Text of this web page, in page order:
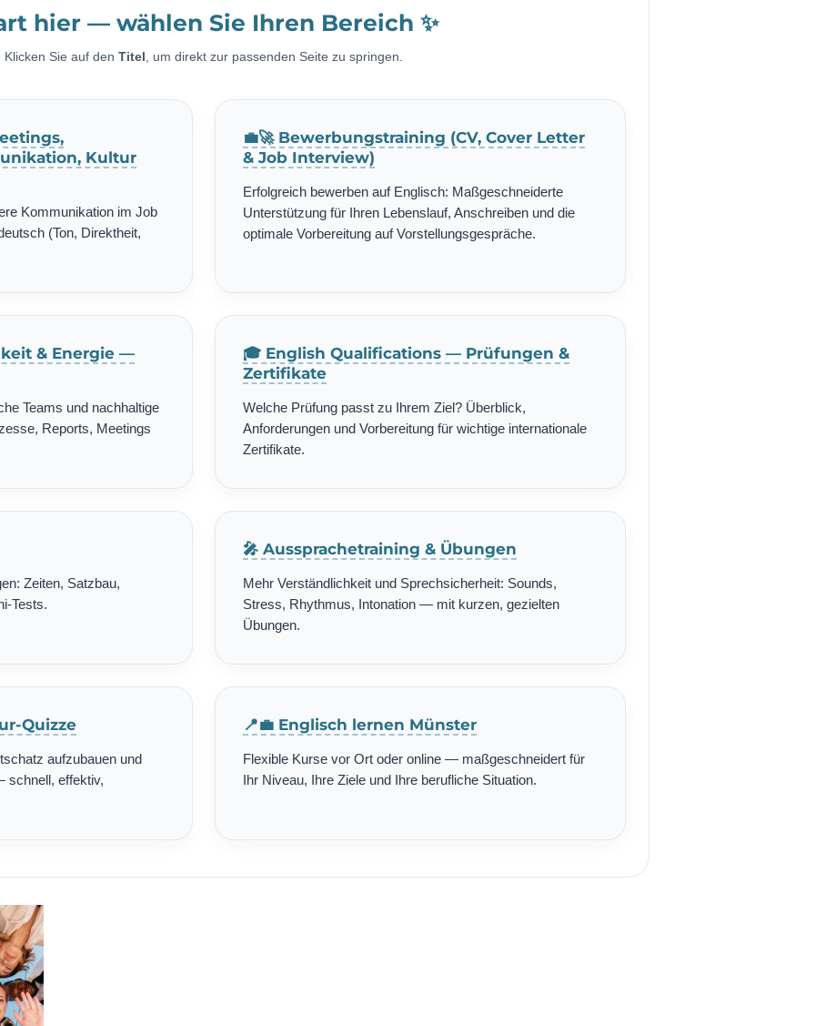
hier — wählen Sie Ihren Bereich ✨
Klicken Sie auf den Titel , um direkt zur passenden Seite zu springen.
Kultur
Kommunikation im Job
(Ton, Direktheit,
💼🚀 Bewerbungstraining (CV, Cover Letter
& Job Interview)
Erfolgreich bewerben auf Englisch: Maßgeschneiderte
Unterstützung für Ihren Lebenslauf, Anschreiben und die
optimale Vorbereitung auf Vorstellungsgespräche.
& Energie —
Teams und nachhaltige
Reports, Meetings
🎓 English Qualifications — Prüfungen &
Zertifikate
Welche Prüfung passt zu Ihrem Ziel? Überblick,
Anforderungen und Vorbereitung für wichtige internationale
Zertifikate.
Zeiten, Satzbau,
Tests.
🎤 Aussprachetraining & Übungen
Mehr Verständlichkeit und Sprechsicherheit: Sounds,
Stress, Rhythmus, Intonation — mit kurzen, gezielten
Übungen.
Quizze
aufzubauen und
schnell, effektiv,
📍💼 Englisch lernen Münster
Flexible Kurse vor Ort oder online — maßgeschneidert für
Ihr Niveau, Ihre Ziele und Ihre berufliche Situation.